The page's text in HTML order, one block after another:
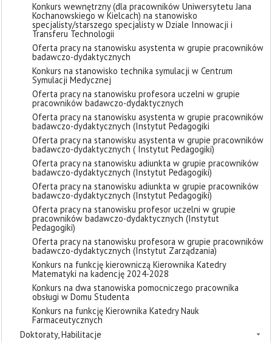
Konkurs wewnętrzny (dla pracowników Uniwersytetu Jana
Kochanowskiego w Kielcach) na stanowisko
specjalisty/starszego specjalisty w Dziale Innowacji i
Transferu Technologii
Oferta pracy na stanowisku asystenta w grupie pracowników
badawczo-dydaktycznych
Konkurs na stanowisko technika symulacji w Centrum
Symulacji Medycznej
Oferta pracy na stanowisku profesora uczelni w grupie
pracowników badawczo-dydaktycznych
Oferta pracy na stanowisku asystenta w grupie pracowników
badawczo-dydaktycznych (Instytut Pedagogiki
Oferta pracy na stanowisku asystenta w grupie pracowników
badawczo-dydaktycznych ( Instytut Pedagogiki)
Oferta pracy na stanowisku adiunkta w grupie pracowników
badawczo-dydaktycznych (Instytut Pedagogiki)
Oferta pracy na stanowisku adiunkta w grupie pracowników
badawczo-dydaktycznych (Instytut Pedagogiki)
Oferta pracy na stanowisku profesor uczelni w grupie
pracowników badawczo-dydaktycznych (Instytut
Pedagogiki)
Oferta pracy na stanowisku profesora w grupie pracowników
badawczo-dydaktycznych (Instytut Zarządzania)
Konkurs na funkcję kierowniczą Kierownika Katedry
Matematyki na kadencję 2024-2028
Konkurs na dwa stanowiska pomocniczego pracownika
obsługi w Domu Studenta
Konkurs na funkcję Kierownika Katedry Nauk
Farmaceutycznych
Doktoraty, Habilitacje